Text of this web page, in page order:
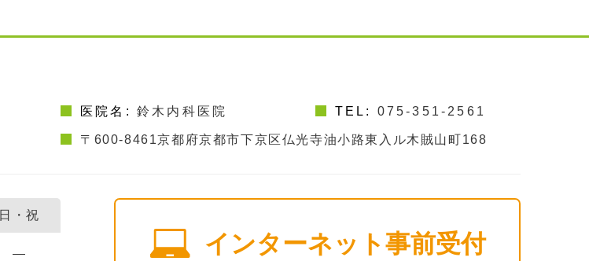
医院名: 鈴木内科医院 TEL: 075-351-2561
〒600-8461京都府京都市下京区仏光寺油小路東入ル木賊山町168
日・祝
― インターネット事前受付